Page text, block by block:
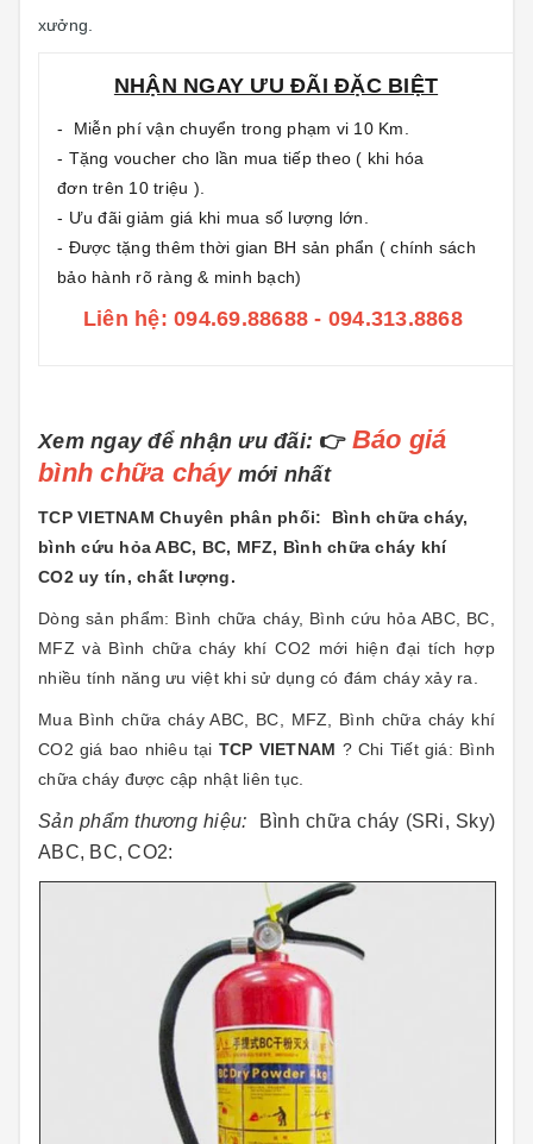
xưởng.
NHẬN NGAY ƯU ĐÃI ĐẶC BIỆT
- Miễn phí vận chuyển trong phạm vi 10 Km.
- Tặng voucher cho lần mua tiếp theo ( khi hóa
đơn trên 10 triệu ).
- Ưu đãi giảm giá khi mua số lượng lớn.
- Được tặng thêm thời gian BH sản phẩn ( chính sách
bảo hành rõ ràng & minh bạch)
Liên hệ: 094.69.88688 - 094.313.8868
Xem ngay để nhận ưu đãi: 👉 Báo giá
bình chữa cháy mới nhất
TCP VIETNAM Chuyên phân phối: Bình chữa cháy,
bình cứu hỏa ABC, BC, MFZ, Bình chữa cháy khí
CO2 uy tín, chất lượng.
Dòng sản phẩm: Bình chữa cháy, Bình cứu hỏa ABC, BC,
MFZ và Bình chữa cháy khí CO2 mới hiện đại tích hợp
nhiều tính năng ưu việt khi sử dụng có đám cháy xảy ra.
Mua Bình chữa cháy ABC, BC, MFZ, Bình chữa cháy khí
CO2 giá bao nhiêu tại TCP VIETNAM ? Chi Tiết giá: Bình
chữa cháy được cập nhật liên tục.
Sản phẩm thương hiệu:
Bình chữa cháy (SRi, Sky)
ABC, BC, CO2: